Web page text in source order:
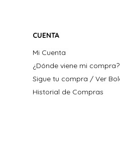
CUENTA
Mi Cuenta
¿Dónde viene mi compra?
Sigue tu compra / Ver
Historial de Compras